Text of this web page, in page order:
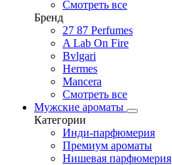
Смотреть все
Бренд
27 87 Perfumes
A Lab On Fire
Bvlgari
Hermes
Mancera
Смотреть все
Мужские ароматы
Категории
Инди-парфюмерия
Премиум ароматы
Нишевая парфюмерия